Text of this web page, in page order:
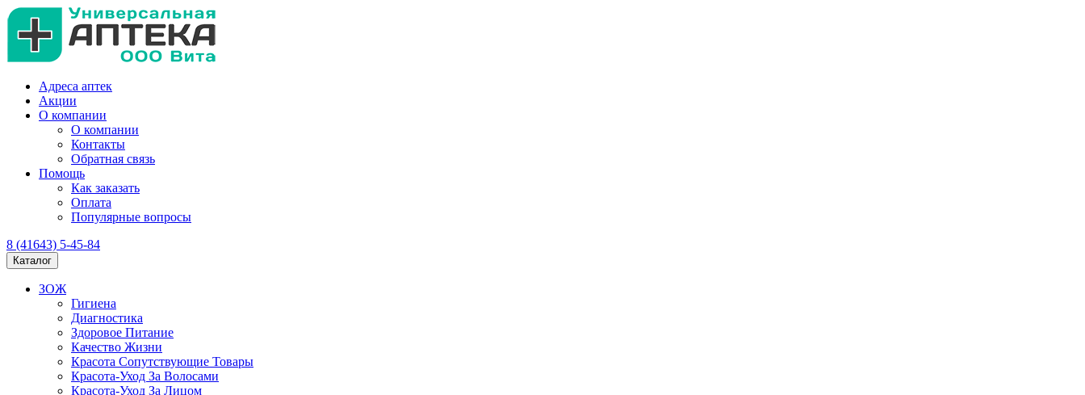
Адреса аптек
Акции
О компании
О компании
Контакты
Обратная связь
Помощь
Как заказать
Оплата
Популярные вопросы
8 (41643) 5-45-84
Каталог
ЗОЖ
Гигиена
Диагностика
Здоровое Питание
Качество Жизни
Красота Сопутствующие Товары
Красота-Уход За Волосами
Красота-Уход За Лицом